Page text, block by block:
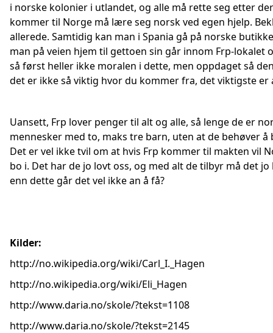
i norske kolonier i utlandet, og alle må rette seg etter
kommer til Norge må lære seg norsk ved egen hjelp.
allerede. Samtidig kan man i Spania gå på norske
man på veien hjem til gettoen sin går innom Frp-lokalet
så først heller ikke moralen i dette, men oppdaget så
det er ikke så viktig hvor du kommer fra, det viktigste er
Uansett, Frp lover penger til alt og alle, så lenge de er
mennesker med to, maks tre barn, uten at de behøver å
Det er vel ikke tvil om at hvis Frp kommer til makten vil
bo i. Det har de jo lovt oss, og med alt de tilbyr må det
enn dette går det vel ikke an å få?
Kilder:
http://no.wikipedia.org/wiki/Carl_I._Hagen
http://no.wikipedia.org/wiki/Eli_Hagen
http://www.daria.no/skole/?tekst=1108
http://www.daria.no/skole/?tekst=2145